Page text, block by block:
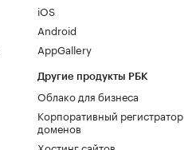
iOS
Android
AppGallery
Другие продукты РБК
Облако для бизнеса
Корпоративный регистратор
доменов
Хостинг сайтов